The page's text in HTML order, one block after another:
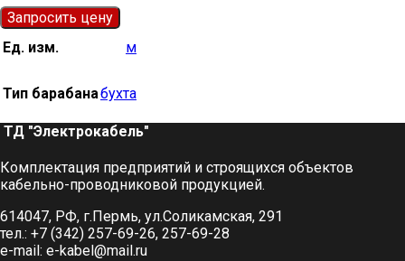
Запросить цену
Ед. изм.
м
Тип барабанабухта
ТД "Электрокабель"​
Комплектация предприятий и строящихся объектов
кабельно-проводниковой продукцией.
614047, РФ, г.Пермь, ул.Соликамская, 291
тел.: +7 (342) 257-69-26, 257-69-28
e-mail: e-kabel@mail.ru